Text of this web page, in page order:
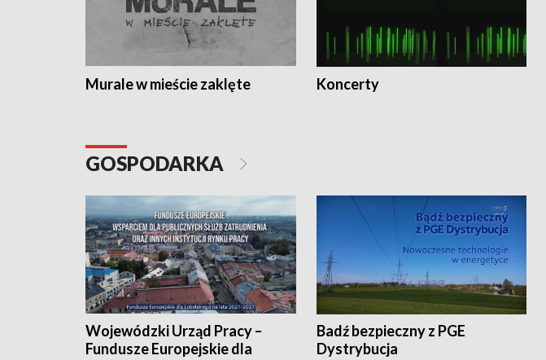
Murale w mieście zaklęte Koncerty
GOSPODARKA
Wojewódzki Urząd Pracy –
Fundusze Europejskie dla
Badź bezpieczny z PGE
Dystrybucja